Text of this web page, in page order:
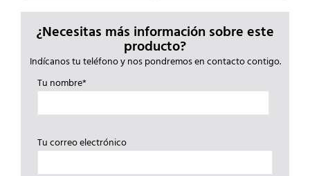
¿Necesitas más información sobre este
producto?
Indícanos tu teléfono y nos pondremos en contacto contigo.
Tu nombre*
Tu correo electrónico